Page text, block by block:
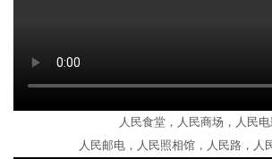
人民食堂，人民商场，人民电
人民邮电，人民照相馆，人民路，